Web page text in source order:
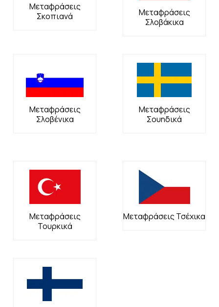
Μεταφράσεις
Σκοπιανά
Μεταφράσεις
Σλοβάκικα
Μεταφράσεις
Σλοβένικα
Μεταφράσεις
Σουηδικά
Μεταφράσεις
Τουρκικά
Μεταφράσεις Τσέχικα